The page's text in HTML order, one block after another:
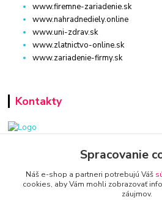
www.firemne-zariadenie.sk
www.nahradnediely.online
www.uni-zdrav.sk
www.zlatnictvo-online.sk
www.zariadenie-firmy.sk
Kontakty
www.zariadenie-firmy.sk
+421 940 949 000
Spracovanie
Náš e-shop a partneri potrebujú Váš
cookies, aby Vám mohli zobrazovať
záujmov.